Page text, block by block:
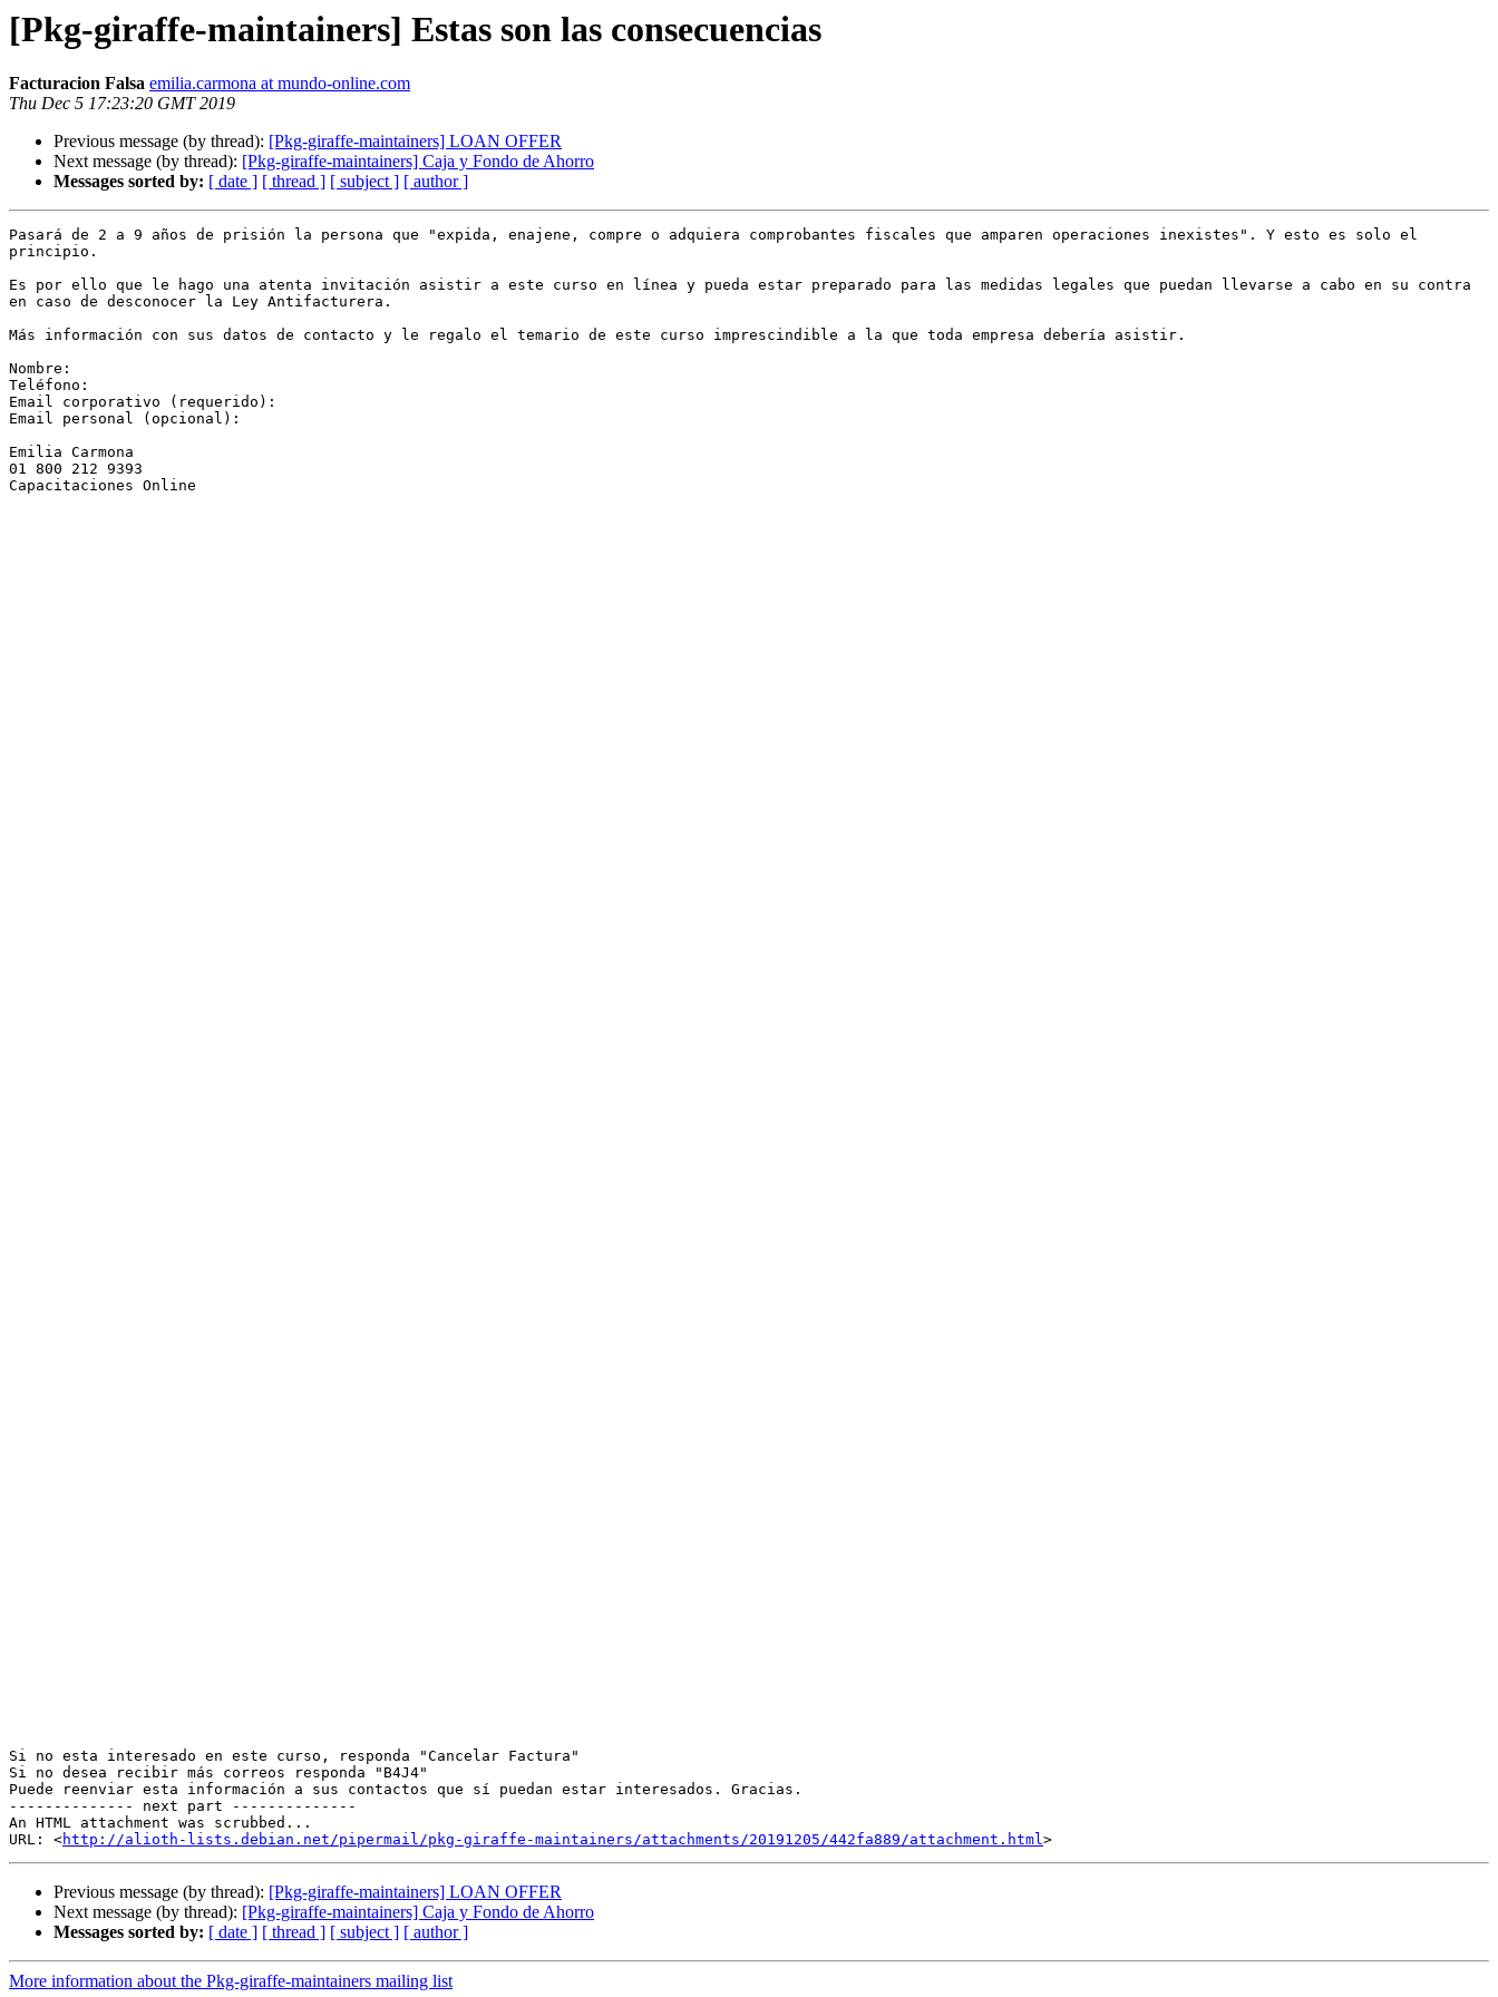
[Pkg-giraffe-maintainers] Estas son las consecuencias
Facturacion Falsa emilia.carmona at mundo-online.com
Thu Dec 5 17:23:20 GMT 2019
Previous message (by thread): [Pkg-giraffe-maintainers] LOAN OFFER
Next message (by thread): [Pkg-giraffe-maintainers] Caja y Fondo de Ahorro
Messages sorted by: [ date ] [ thread ] [ subject ] [ author ]
Pasará de 2 a 9 años de prisión la persona que "expida, enajene, compre o adquiera comprobantes fiscales que amparen operaciones inexistes". Y esto es solo el
principio.
Es por ello que le hago una atenta invitación asistir a este curso en línea y pueda estar preparado para las medidas legales que puedan llevarse a cabo en su contra
en caso de desconocer la Ley Antifacturera.
Más información con sus datos de contacto y le regalo el temario de este curso imprescindible a la que toda empresa debería asistir.
Nombre:
Teléfono:
Email corporativo (requerido):
Email personal (opcional):
Emilia Carmona
01 800 212 9393
Capacitaciones Online
Si no esta interesado en este curso, responda "Cancelar Factura"
Si no desea recibir más correos responda "B4J4"
Puede reenviar esta información a sus contactos que sí puedan estar interesados. Gracias.
-------------- next part --------------
An HTML attachment was scrubbed...
URL: <http://alioth-lists.debian.net/pipermail/pkg-giraffe-maintainers/attachments/20191205/442fa889/attachment.html
Previous message (by thread): [Pkg-giraffe-maintainers] LOAN OFFER
Next message (by thread): [Pkg-giraffe-maintainers] Caja y Fondo de Ahorro
Messages sorted by: [ date ] [ thread ] [ subject ] [ author ]
More information about the Pkg-giraffe-maintainers mailing list